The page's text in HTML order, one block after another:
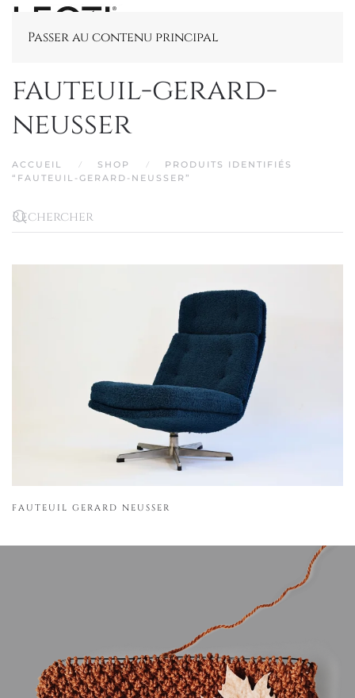
Passer au contenu principal
fauteuil-gerard-
neusser
ACCUEIL SHOP
PRODUITS IDENTIFIÉS
“FAUTEUIL-GERARD-NEUSSER”
FAUTEUIL GERARD NEUSSER